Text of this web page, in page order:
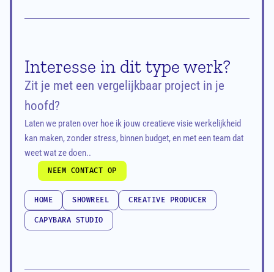
Interesse in dit type werk?
Zit je met een vergelijkbaar project in je
hoofd?
Laten we praten over hoe ik jouw creatieve visie werkelijkheid
kan maken, zonder stress, binnen budget, en met een team dat
weet wat ze doen..
NEEM CONTACT OP
HOME
HOME
SHOWREEL
SHOWREEL
CREATIVE PRODUCER
CREATIVE PRODUCER
CAPYBARA STUDIO
CAPYBARA STUDIO